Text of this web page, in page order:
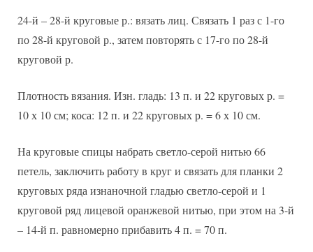
24-й – 28-й круговые р.: вязать лиц. Связать 1 раз с 1-го
по 28-й круговой р., затем повторять с 17-го по 28-й
круговой р.
Плотность вязания. Изн. гладь: 13 п. и 22 круговых р. =
10 х 10 см; коса: 12 п. и 22 круговых р. = 6 х 10 см.
На круговые спицы набрать светло-серой нитью 66
петель, заключить работу в круг и связать для планки 2
круговых ряда изнаночной гладью светло-серой и 1
круговой ряд лицевой оранжевой нитью, при этом на 3-й
– 14-й п. равномерно прибавить 4 п. = 70 п.